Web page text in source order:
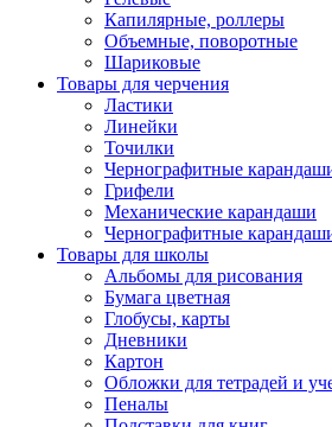
Капилярные, роллеры
Объемные, поворотные
Шариковые
Товары для черчения
Ластики
Линейки
Точилки
Чернографитные
Грифели
Механические карандаши
Чернографитные
Товары для школы
Альбомы для рисования
Бумага цветная
Глобусы, карты
Дневники
Картон
Обложки для тетрадей и
Пеналы